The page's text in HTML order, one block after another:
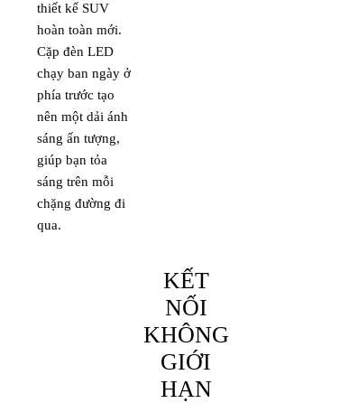
thiết kế SUV
hoàn toàn mới.
Cặp đèn LED
chạy ban ngày ở
phía trước tạo
nên một dải ánh
sáng ấn tượng,
giúp bạn tỏa
sáng trên mỗi
chặng đường đi
qua.
KẾT
NỐI
KHÔNG
GIỚI
HẠN